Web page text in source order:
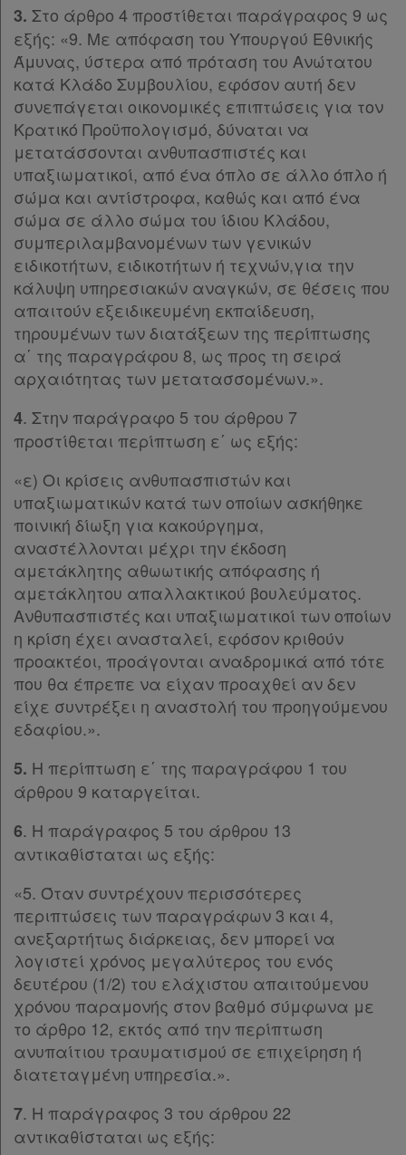
Ελλάδας
Πληροφορίες
Εταιρεία
Επικοινωνία
Όροι
χρήσης
Πολιτική
απορρήτου
και
cookies
Απόκτηση
Συνδρομής
Ατομική
συνδρομή
Ομαδικά
πακέτα
Παροχές
σε
συνδρομητές
Ενεργοί
συνδρομητές
Τα
αγαπημένα
μου
Οι
σημειώσεις
μου
Παρ.1
Παρ.2
Παρ.3
ΜΕΡΟΣ ΤΕΤΑΡΤΟ [-]
Άρθρο 48 [-]
Παρ.1
Παρ.2
Παρ.3
Παρ.4
Παρ.5
Παρ.6
Άρθρο 49 [-]
Παρ.1
Παρ.2
Παρ.3
Παρ.4
Παρ.5
Παρ.6
Παρ.7
Παρ.8
Παρ.9
Παρ.10
Άρθρο 50 [-]
Παρ.1
Παρ.2
Παρ.3
Άρθρο 51
Άρθρο 52
Άρθρο 53
Άρθρο 54
Άρθρο 55 [-]
Παρ.1
Άρθρο 56
Άρθρο 57 [-]
Παρ.2
Παρ.3
Άρθρο 58 [-]
Παρ.1
Παρ.2
Παρ.3
Άρθρο 59 [-]
Παρ.1
Παρ.2
Άρθρο 60 [-]
Παρ.1
Παρ.2
Άρθρο 61 [-]
Παρ.1
3. Στο άρθρο 4 προστίθεται παράγραφος 9 ως
εξής: «9. Με απόφαση του Υπουργού Εθνικής
Άμυνας, ύστερα από πρόταση του Ανώτατου
κατά Κλάδο Συμβουλίου, εφόσον αυτή δεν
συνεπάγεται οικονομικές επιπτώσεις για τον
Κρατικό Προϋπολογισμό, δύναται να
μετατάσσονται ανθυπασπιστές και
υπαξιωματικοί, από ένα όπλο σε άλλο όπλο ή
σώμα και αντίστροφα, καθώς και από ένα
σώμα σε άλλο σώμα του ίδιου Κλάδου,
συμπεριλαμβανομένων των γενικών
ειδικοτήτων, ειδικοτήτων ή τεχνών,για την
κάλυψη υπηρεσιακών αναγκών, σε θέσεις που
απαιτούν εξειδικευμένη εκπαίδευση,
τηρουμένων των διατάξεων της περίπτωσης
α΄ της παραγράφου 8, ως προς τη σειρά
αρχαιότητας των μετατασσομένων.».
4. Στην παράγραφο 5 του άρθρου 7
προστίθεται περίπτωση ε΄ ως εξής:
«ε) Οι κρίσεις ανθυπασπιστών και
υπαξιωματικών κατά των οποίων ασκήθηκε
ποινική δίωξη για κακούργημα,
αναστέλλονται μέχρι την έκδοση
αμετάκλητης αθωωτικής απόφασης ή
αμετάκλητου απαλλακτικού βουλεύματος.
Ανθυπασπιστές και υπαξιωματικοί των οποίων
η κρίση έχει ανασταλεί, εφόσον κριθούν
προακτέοι, προάγονται αναδρομικά από τότε
που θα έπρεπε να είχαν προαχθεί αν δεν
είχε συντρέξει η αναστολή του προηγούμενου
εδαφίου.».
5. Η περίπτωση ε΄ της παραγράφου 1 του
άρθρου 9 καταργείται.
6. Η παράγραφος 5 του άρθρου 13
αντικαθίσταται ως εξής:
«5. Όταν συντρέχουν περισσότερες
περιπτώσεις των παραγράφων 3 και 4,
ανεξαρτήτως διάρκειας, δεν μπορεί να
λογιστεί χρόνος μεγαλύτερος του ενός
δευτέρου (1/2) του ελάχιστου απαιτούμενου
χρόνου παραμονής στον βαθμό σύμφωνα με
το άρθρο 12, εκτός από την περίπτωση
ανυπαίτιου τραυματισμού σε επιχείρηση ή
διατεταγμένη υπηρεσία.».
7. Η παράγραφος 3 του άρθρου 22
αντικαθίσταται ως εξής: